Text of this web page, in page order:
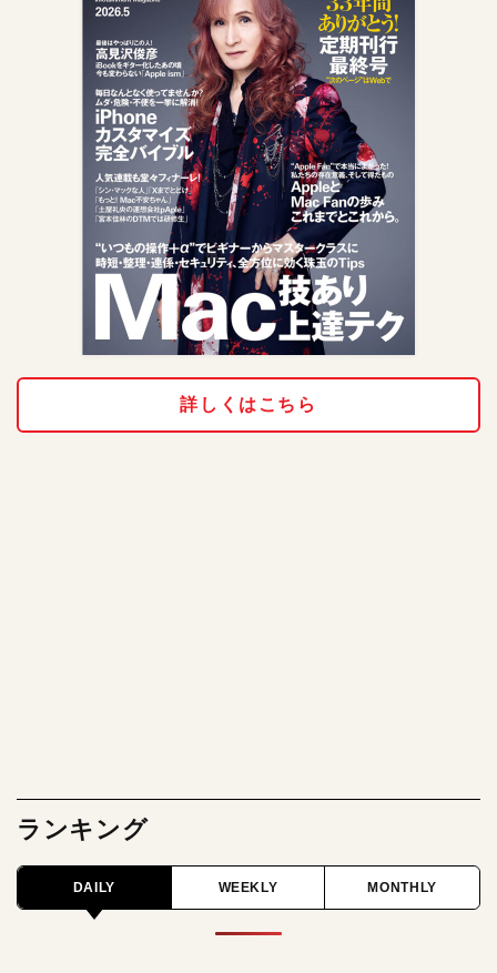
詳しくはこちら
ランキング
DAILY WEEKLY MONTHLY